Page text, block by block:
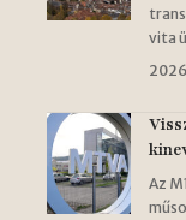
vita
Az